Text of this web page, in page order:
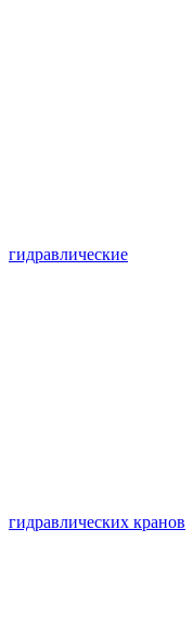
гидравлические
гидравлических кранов